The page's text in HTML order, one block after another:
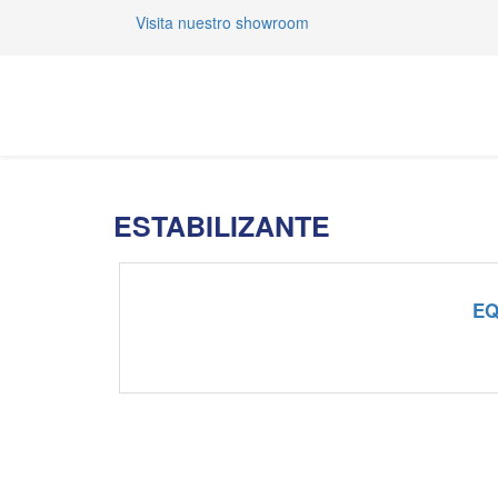
Visita nuestro showroom
ESTABILIZANTE